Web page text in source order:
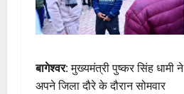
बागेश्वर: मुख्यमंत्री पुष्कर सिंह धामी ने
अपने जिला दौरे के दौरान सोमवार